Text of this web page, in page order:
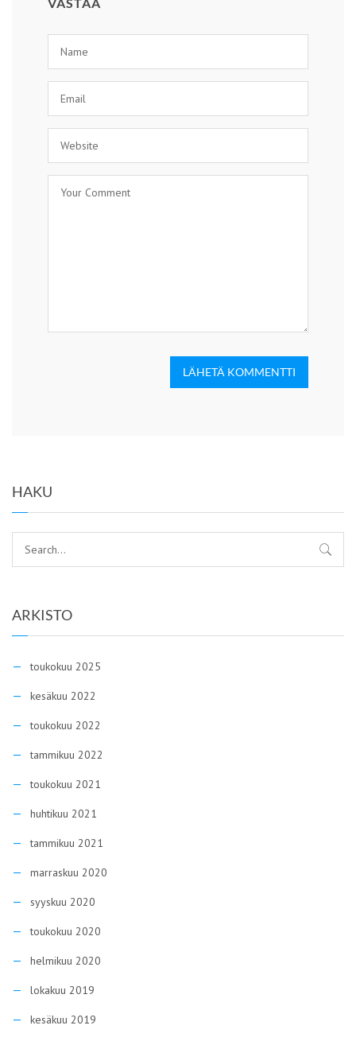
LÄHETÄ KOMMENTTI
HAKU
ARKISTO
toukokuu 2025
kesäkuu 2022
toukokuu 2022
tammikuu 2022
toukokuu 2021
huhtikuu 2021
tammikuu 2021
marraskuu 2020
syyskuu 2020
toukokuu 2020
helmikuu 2020
lokakuu 2019
kesäkuu 2019